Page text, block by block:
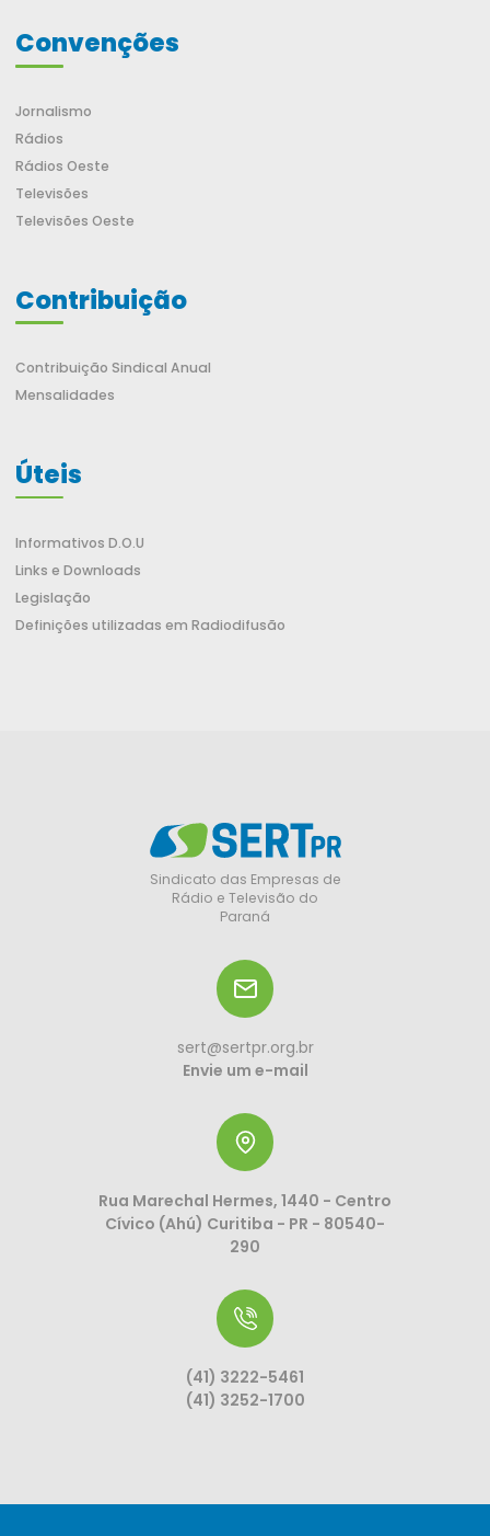
Convenções
Jornalismo
Rádios
Rádios Oeste
Televisões
Televisões Oeste
Contribuição
Contribuição Sindical Anual
Mensalidades
Úteis
Informativos D.O.U
Links e Downloads
Legislação
Definições utilizadas em Radiodifusão
Sindicato das Empresas de
Rádio e Televisão do
Paraná
sert@sertpr.org.br
Envie um e-mail
Rua Marechal Hermes, 1440 - Centro
Cívico (Ahú) Curitiba - PR - 80540-
290
(41) 3222-5461
(41) 3252-1700